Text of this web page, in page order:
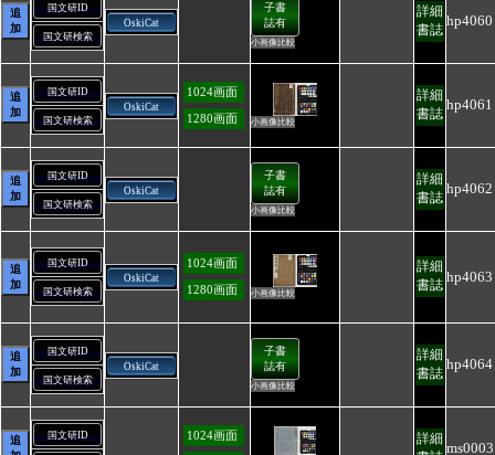
追
加
国文研ID
国文研検索
OskiCat
子書
誌有
小画像比較
詳細
書誌
hp4060
追
加
国文研ID
国文研検索
OskiCat
1024画面
1280画面 小画像比較
詳細
書誌
hp4061
追
加
国文研ID
国文研検索
OskiCat
子書
誌有
小画像比較
詳細
書誌
hp4062
追
加
国文研ID
国文研検索
OskiCat
1024画面
1280画面 小画像比較
詳細
書誌
hp4063
追
加
国文研ID
国文研検索
OskiCat
子書
誌有
小画像比較
詳細
書誌
hp4064
追
国文研ID 1024画面
詳細
ms0003